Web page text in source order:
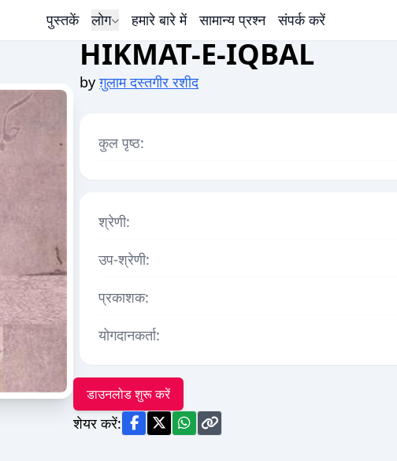
पुस्तकें लोग हमारे बारे में सामान्य प्रश्न संपर्क करें
HIKMAT-E-IQBAL
byग़ुलाम दस्तगीर रशीद
कुल पृष्ठ:
श्रेणी:
उप-श्रेणी:
प्रकाशक:
योगदानकर्ता:
डाउनलोड शुरू करें
शेयर करें: